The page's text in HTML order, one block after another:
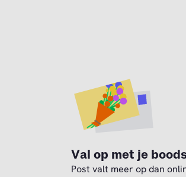
Val op met je
Post valt meer op dan